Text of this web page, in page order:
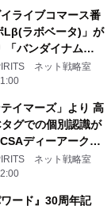
ライブコマース番
Lβ(ラボベータ)」が
「バンダイナムコ
で配信決定 ゲス
兼史鷹(みやした
ネット戦略室
イマーズ」より 高
グでの個別認識が
ディーアーク
」が登場
ネット戦略室
ワード』30周年記